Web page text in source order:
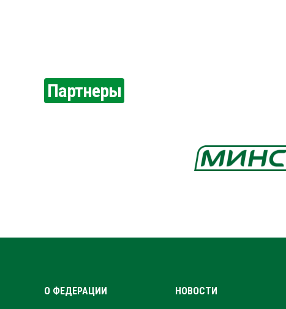
Партнеры
О ФЕДЕРАЦИИ НОВОСТИ